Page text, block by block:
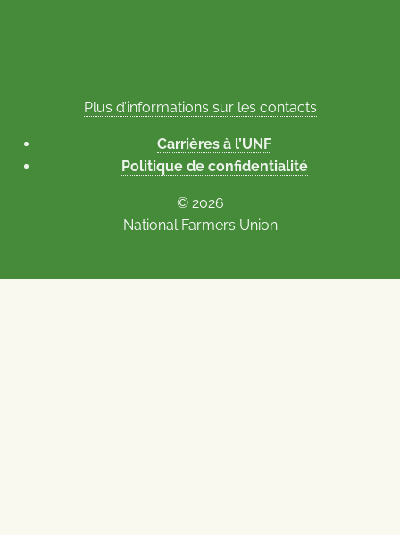
Plus d’informations sur les contacts
Carrières à l’UNF
Politique de confidentialité
© 2026
National Farmers Union